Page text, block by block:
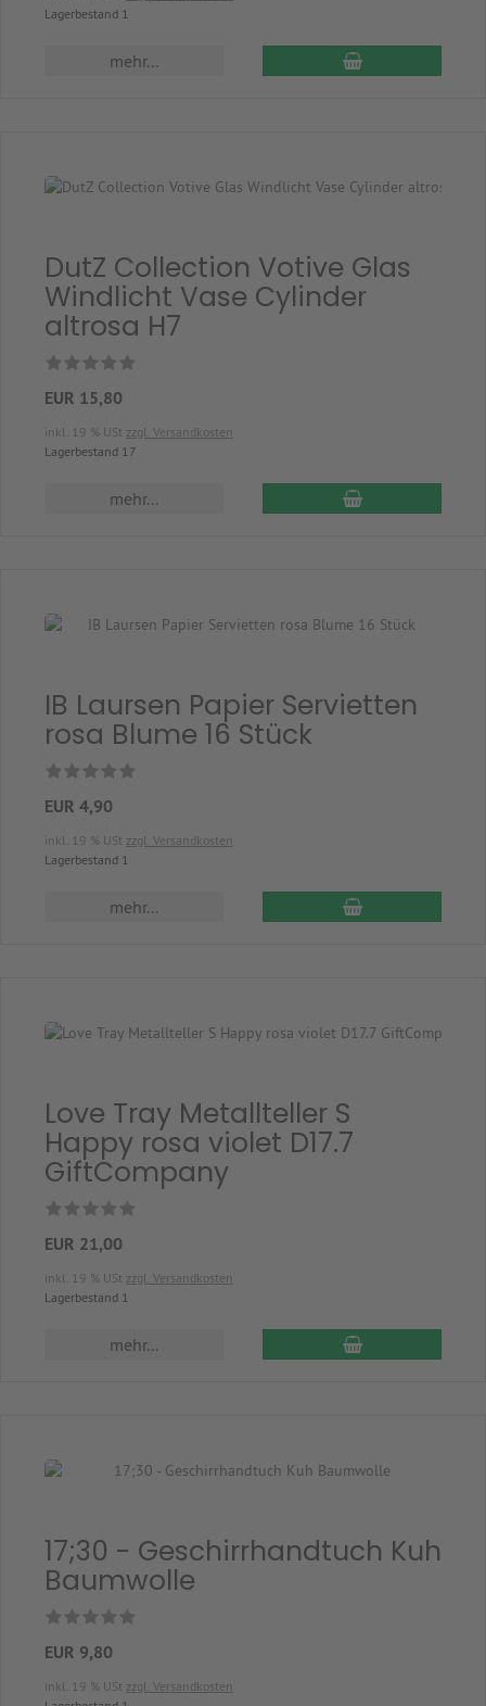
Lagerbestand 1
mehr... In den
DutZ Collection Votive Glas
Windlicht Vase Cylinder
altrosa H7
EUR 15,80
inkl. 19 % USt zzgl. Versandkosten
Lagerbestand 17
mehr... In den
IB Laursen Papier Servietten
rosa Blume 16 Stück
EUR 4,90
inkl. 19 % USt zzgl. Versandkosten
Lagerbestand 1
mehr... In den
Love Tray Metallteller S
Happy rosa violet D17.7
GiftCompany
EUR 21,00
inkl. 19 % USt zzgl. Versandkosten
Lagerbestand 1
mehr... In den
17;30 - Geschirrhandtuch Kuh
Baumwolle
EUR 9,80
inkl. 19 % USt zzgl. Versandkosten